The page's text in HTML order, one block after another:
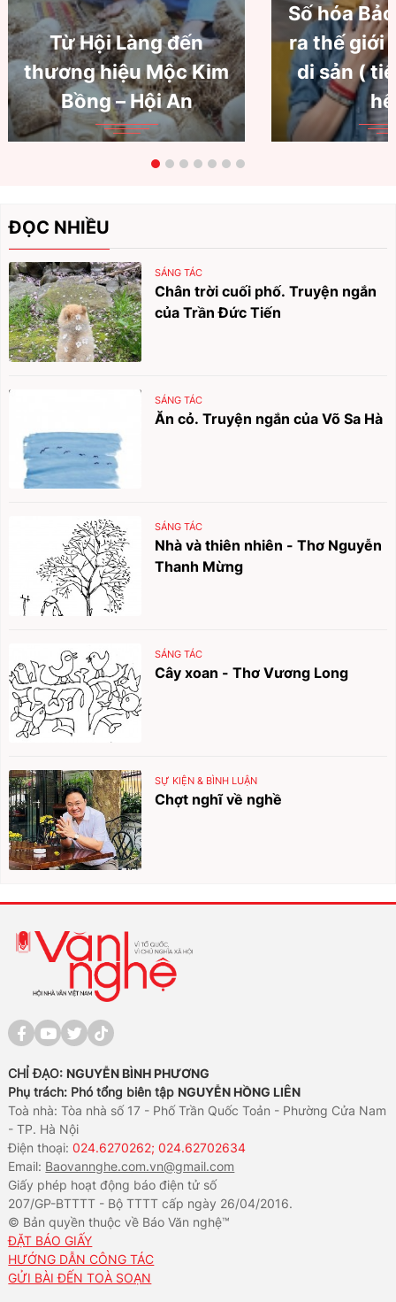
Từ Hội Làng đến
thương hiệu Mộc Kim
Bồng – Hội An
Số hóa
ra thế giới
di sản (
ĐỌC NHIỀU
SÁNG TÁC
Chân trời cuối phố. Truyện ngắn
của Trần Đức Tiến
SÁNG TÁC
Ăn cỏ. Truyện ngắn của Võ Sa Hà
SÁNG TÁC
Nhà và thiên nhiên - Thơ Nguyễn
Thanh Mừng
SÁNG TÁC
Cây xoan - Thơ Vương Long
SỰ KIỆN & BÌNH LUẬN
Chợt nghĩ về nghề
CHỈ ĐẠO: NGUYỄN BÌNH PHƯƠNG
Phụ trách: Phó tổng biên tập NGUYỄN HỒNG LIÊN
Toà nhà: Tòa nhà số 17 - Phố Trần Quốc Toản - Phường Cửa Nam
- TP. Hà Nội
Điện thoại:024.6270262; 024.62702634
Email: Baovannghe.com.vn@gmail.com
Giấy phép hoạt động báo điện tử số
207/GP-BTTTT - Bộ TTTT cấp ngày 26/04/2016.
© Bản quyền thuộc về Báo Văn nghệ™
ĐẶT BÁO GIẤY
HƯỚNG DẪN CÔNG TÁC
GỬI BÀI ĐẾN TOÀ SOẠN